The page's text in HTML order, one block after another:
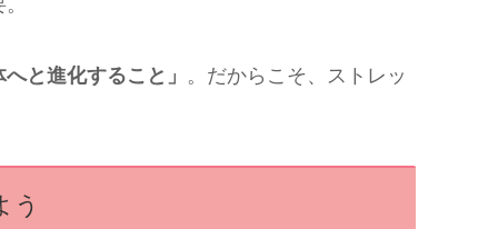
と進化すること」 。だからこそ、ストレッ
う